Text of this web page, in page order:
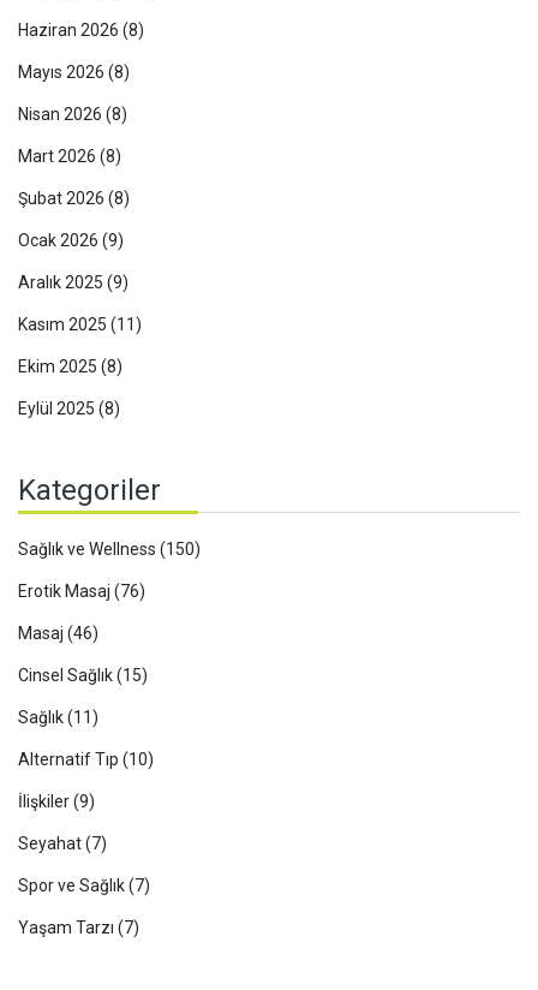
Haziran 2026 (8)
Mayıs 2026 (8)
Nisan 2026 (8)
Mart 2026 (8)
Şubat 2026 (8)
Ocak 2026 (9)
Aralık 2025 (9)
Kasım 2025 (11)
Ekim 2025 (8)
Eylül 2025 (8)
Kategoriler
Sağlık ve Wellness (150)
Erotik Masaj (76)
Masaj (46)
Cinsel Sağlık(15)
Sağlık(11)
Alternatif Tıp (10)
İlişkiler(9)
Seyahat(7)
Spor ve Sağlık(7)
Yaşam Tarzı (7)